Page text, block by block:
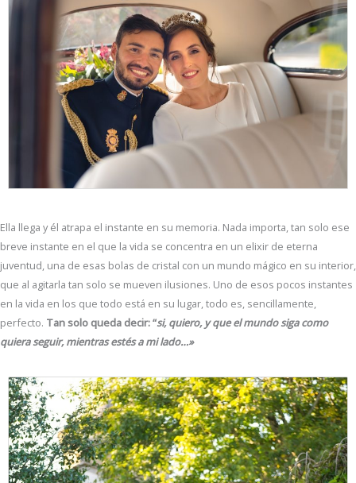
Ella llega y él atrapa el instante en su memoria. Nada importa, tan solo ese
breve instante en el que la vida se concentra en un elixir de eterna
juventud, una de esas bolas de cristal con un mundo mágico en su interior,
que al agitarla tan solo se mueven ilusiones. Uno de esos pocos instantes
en la vida en los que todo está en su lugar, todo es, sencillamente,
perfecto. Tan solo queda decir: “si, quiero, yque el mundo siga como
quiera seguir, mientras estés a mi lado…»